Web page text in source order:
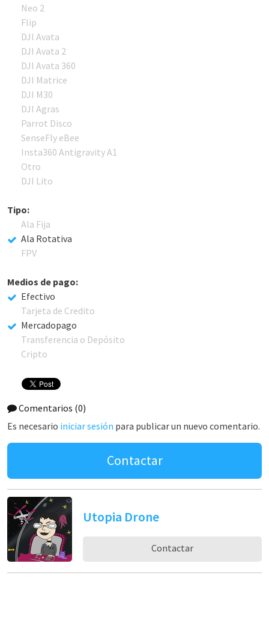
Neo 2
Flip
DJI Avata
DJI Avata 2
DJI Avata 360
DJI Matrice
DJI M30
DJI Agras
Parrot Disco
SenseFly eBee
Insta360 Antigravity A1
Otro
DJI Lito
Tipo:
Ala Fija
Ala Rotativa
FPV
Medios de pago:
Efectivo
Tarjeta de Credito
Mercadopago
Transferencia o Depósito
Cripto
Comentarios (0)
Es necesario iniciar sesión para publicar un nuevo comentario.
Contactar
Utopia Drone
Contactar